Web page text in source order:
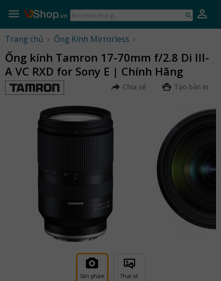
Bạn
muốn
gì...
Trang chủ › Ống Kính Mirrorless ›
Ống kính Tamron 17-70mm f/2.8 Di III-
A VC RXD for Sony E | Chính Hãng
Chia sẻ Tạo bản in
Sản phẩm Thực tế